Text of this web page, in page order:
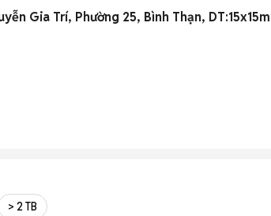
Gia Trí, Phường 25, Bình Thạn, DT:15x15m
> 2 TB